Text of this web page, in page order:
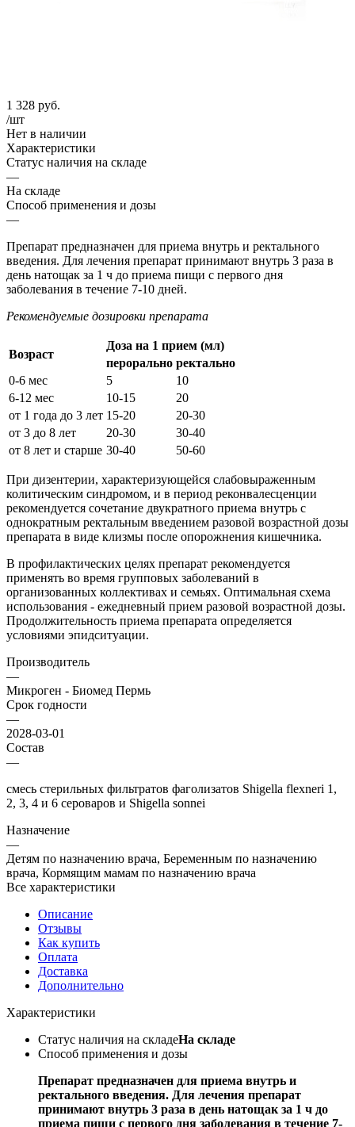
1 328 руб.
/шт
Нет в наличии
Характеристики
Статус наличия на складе
—
На складе
Способ применения и дозы
—
Препарат предназначен для приема внутрь и ректального
введения. Для лечения препарат принимают внутрь 3 раза в
день натощак за 1 ч до приема пищи с первого дня
заболевания в течение 7-10 дней.
Рекомендуемые дозировки препарата
Возраст
Доза на 1 прием (мл)
перорально ректально
0-6 мес
5
10
6-12 мес
10-15
20
от 1 года до 3 лет 15-20
20-30
от 3 до 8 лет
20-30
30-40
от 8 лет и старше 30-40 50-60
При дизентерии, характеризующейся слабовыраженным
колитическим синдромом, и в период реконвалесценции
рекомендуется сочетание двукратного приема внутрь с
однократным ректальным введением разовой возрастной дозы
препарата в виде клизмы после опорожнения кишечника.
В профилактических целях препарат рекомендуется
применять во время групповых заболеваний в
организованных коллективах и семьях. Оптимальная схема
использования - ежедневный прием разовой возрастной дозы.
Продолжительность приема препарата определяется
условиями эпидситуации.
Производитель
—
Микроген - Биомед Пермь
Срок годности
—
2028-03-01
Состав
—
смесь стерильных фильтратов фаголизатов Shigella flexneri 1,
2, 3, 4 и 6 сероваров и Shigella sonnei
Назначение
—
Детям по назначению врача, Беременным по назначению
врача, Кормящим мамам по назначению врача
Все характеристики
Описание
Отзывы
Как купить
Оплата
Доставка
Дополнительно
Характеристики
Статус наличия на складеНа складе
Способ применения и дозы
Препарат предназначен для приема внутрь и
ректального введения. Для лечения препарат
принимают внутрь 3 раза в день натощак за 1 ч до
приема пищи с первого дня заболевания в течение 7-